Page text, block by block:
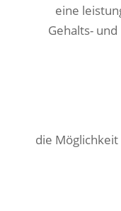
eine
Gehalts-
die